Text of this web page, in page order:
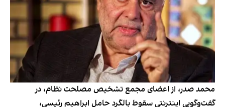
محمد صدر، از اعضای مجمع تشخیص مصلحت نظام، در
گفت‌وگویی اینترنتی سقوط بالگرد حامل ابراهیم رئیسی،